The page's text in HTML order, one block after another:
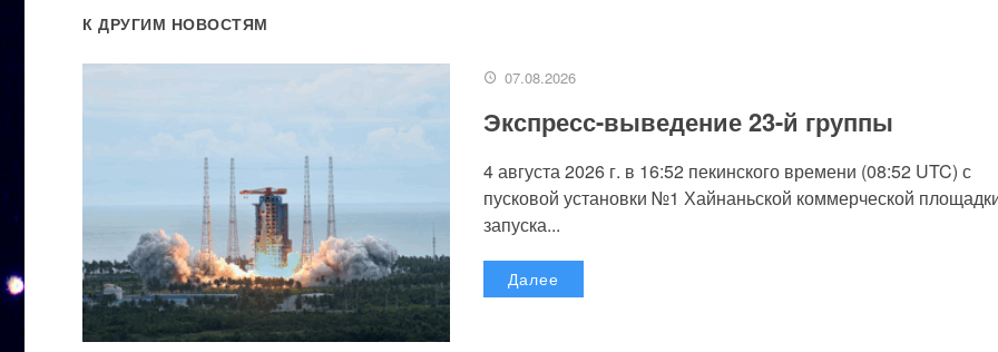
К ДРУГИМ НОВОСТЯМ
07.08.2026
Экспресс-выведение 23-й группы
4 августа 2026 г. в 16:52 пекинского времени (08:52 UTC) с
пусковой установки №1 Хайнаньской коммерческой
запуска...
Далее